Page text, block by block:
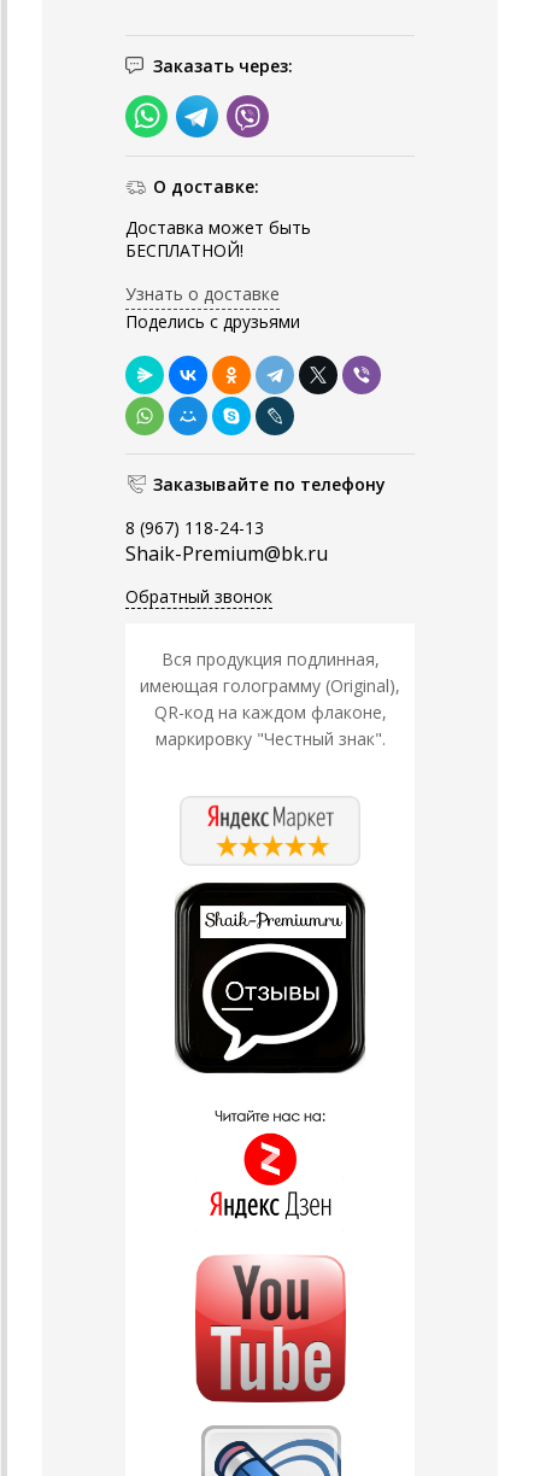
Заказать через:
О доставке:
Доставка может быть
БЕСПЛАТНОЙ!
Узнать о доставке
Поделись с друзьями
Заказывайте по телефону
8 (967) 118-24-13
Shaik-Premium@bk.ru
Обратный звонок
Вся продукция подлинная,
имеющая голограмму (Original),
QR-код на каждом флаконе,
маркировку "Честный знак".